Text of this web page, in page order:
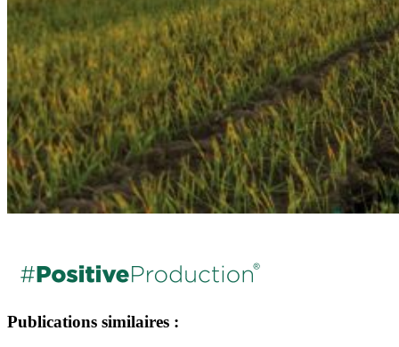
Publications similaires :